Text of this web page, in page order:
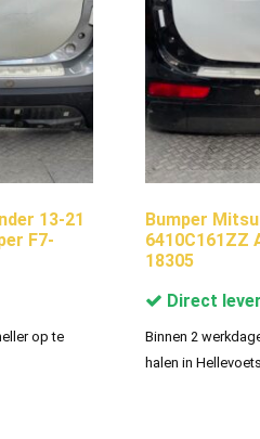
13-21
F7-
op te
Bumper
6410C161ZZ
18305
Direct
Binnen 2
halen in